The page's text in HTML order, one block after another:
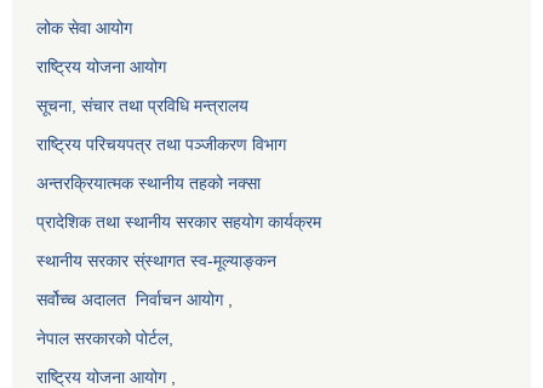
लोक सेवा आयोग
राष्ट्रिय योजना आयोग
सूचना, संचार तथा प्रविधि मन्त्रालय
राष्ट्रिय परिचयपत्र तथा पञ्जीकरण विभाग
अन्तरक्रियात्मक स्थानीय तहको नक्सा
प्रादेशिक तथा स्थानीय सरकार सहयोग कार्यक्रम
स्थानीय सरकार स्ंस्थागत स्व-मूल्याङ्कन
सर्वोच्च अदालत निर्वाचन आयोग,
नेपाल सरकारको पोर्टल,
राष्ट्रिय योजना आयोग,